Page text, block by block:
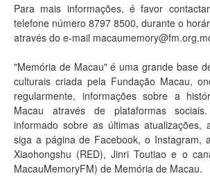
Para mais informações, é favor
telefone número 8797 8500, durante o
através do e-mail
"Memória de Macau" é uma grande base
culturais criada pela Fundação Macau,
regularmente, informações sobre a
Macau através de plataformas
informado sobre as últimas atualizações,
siga a página de Facebook, o Instagram,
Xiaohongshu (RED), Jinri Toutiao e o
MacauMemoryFM) de Memória de Macau.